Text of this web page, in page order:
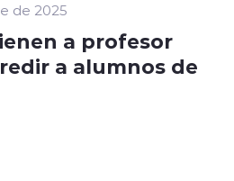
de 2025
a profesor
a alumnos de